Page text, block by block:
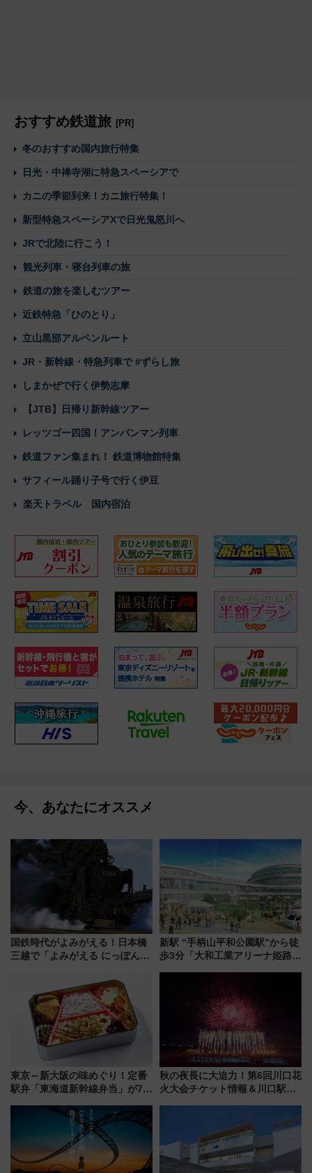
おすすめ鉄道旅 [PR]
冬のおすすめ国内旅行特集
日光・中禅寺湖に特急スペーシアで
カニの季節到来！カニ旅行特集！
新型特急スペーシアXで日光鬼怒川へ
JRで北陸に行こう！
観光列車・寝台列車の旅
鉄道の旅を楽しむツアー
近鉄特急「ひのとり」
立山黒部アルペンルート
JR・新幹線・特急列車で #ずらし旅
しまかぜで行く伊勢志摩
【JTB】日帰り新幹線ツアー
レッツゴー四国！アンパンマン列車
鉄道ファン集まれ！ 鉄道博物館特集
サフィール踊り子号で行く伊豆
楽天トラベル 国内宿泊
今、あなたにオススメ
国鉄時代がよみがえる！日本橋
三越で「よみがえる にっぽんの
敬の名作写真も、駅弁フェスも
同時開催！
新駅 “手柄山平和公園駅”から徒
歩3分「大和工業アリーナ姫路」
大相撲巡業など 豪華イベントと
東京～新大阪の味めぐり！定番
駅弁「東海道新幹線弁当」が7月
秋の夜長に大迫力！第6回川口花
火大会チケット情報＆川口駅か